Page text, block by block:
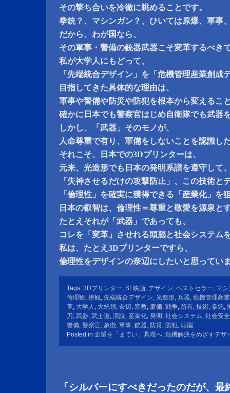
その撃ち合いを冷徹に眺めることです。
拳銃？、マシンガン？、ひいては原爆、軍事
だから、わが国なら、
その軍事・警備の銃器武器こそ変革するべき
私が大学人にもどって、
「先端統合デザイン」を「危機管理産業創成
目指してきた具体的な理由は、
軍事や警備や防災や防犯を根本から変えるこ
確かに日本でも警察官はじめ自衛隊でも武器
しかし、「武器」そのモノが、
人命尊重で有り、軍備をしないことを認識し
それこそ、日本での3Dプリンターは、
元来、光造形でも日本の発明系譜を遵守して
「失神させるだけの攻撃防止」、この技術と
「倫理性」を確実に獲得できる「産業化」を
日本の叡智は、倫理性＝尊重と敬愛を源泉と
たとえそれが「武器」であっても、
コレを「変革」させれる頭脳と社会システム
私は、たとえ3Dプリンターですら、
倫理性をデザインの奈辺にしたいと思ってい
Tags: 3Dプリンター, SF映画, デザイン, ベストセラー, マシ
倫理観, 傍観, 先端統合デザイン, 光造形, 兵器, 危機管理産
革, 大学人 , 大統領, 奈辺, 宗教, 廉価, 戦争, 所有, 技術, 拳銃,
刀, 武器, 武士道, 演説, 産業化, 発明 , 社会システム, 社会安全
警備, 警察官, 象徴, 軍事, 銃器, 防災 , 防犯, 頭脳
Posted in 企望を「までい」具現へ, 危機解決をめざすデザ
「シルバーにすべきだったのだが、